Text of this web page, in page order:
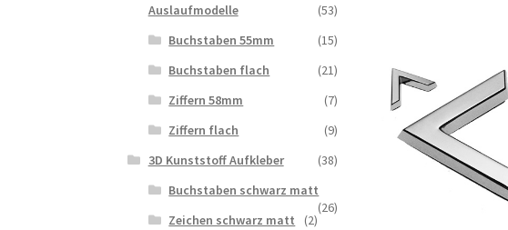
Auslaufmodelle
(53)
Buchstaben 55mm
(15)
Buchstaben flach
(21)
Ziffern 58mm
(7)
Ziffern flach
(9)
3D Kunststoff Aufkleber
(38)
Buchstaben schwarz matt
(26)
Zeichen schwarz matt
(2)